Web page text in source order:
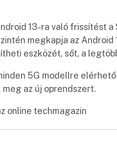
13-ra való frissítést
megkapja az
eszközét, sőt, a
5G modellre
meg az új oprendszert.
online techmagazin